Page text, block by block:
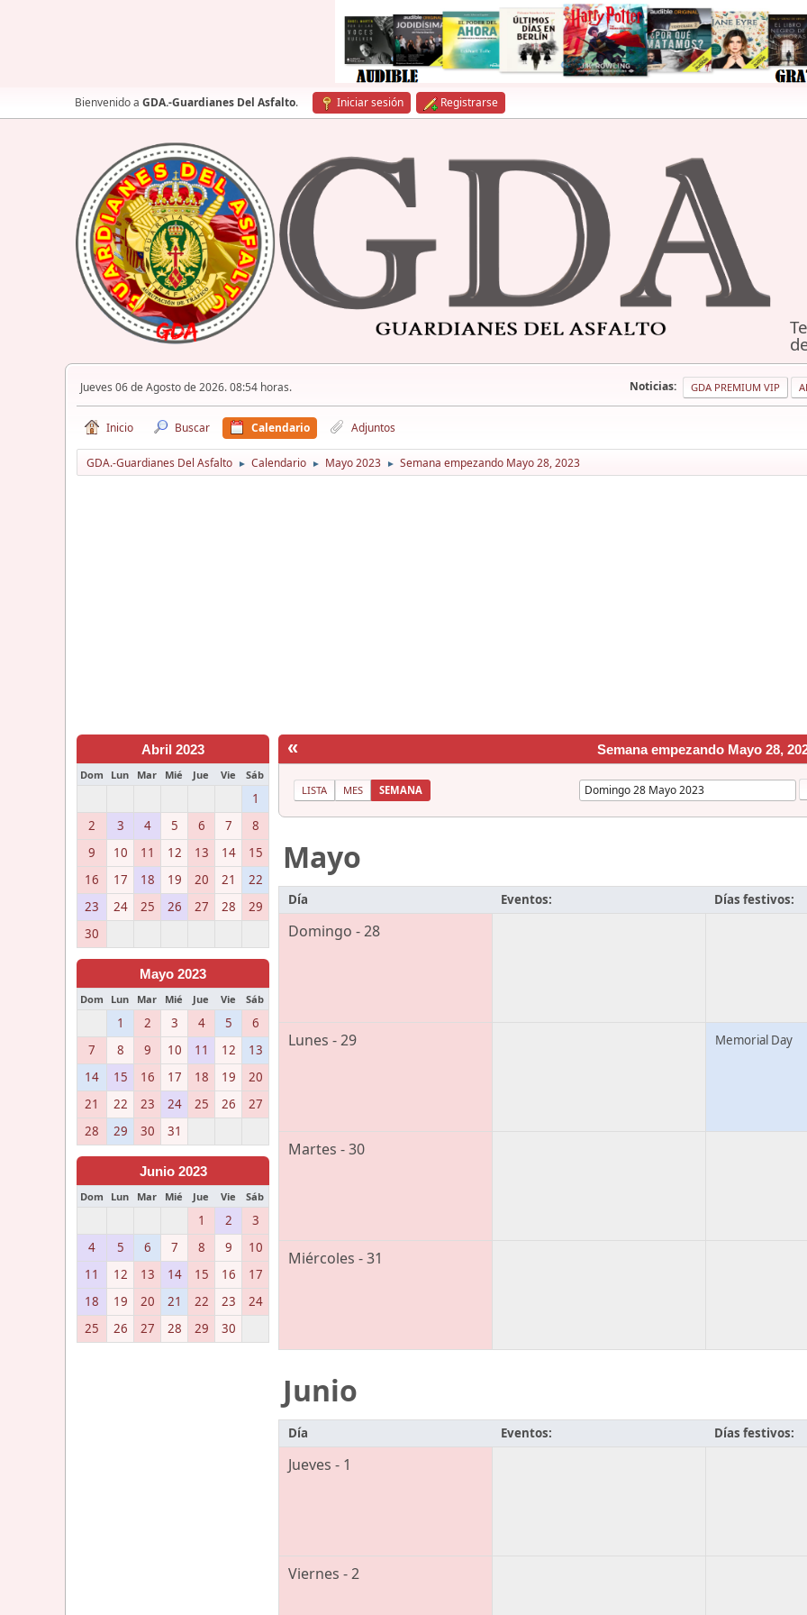
Bienvenido a GDA.-Guardianes Del Asfalto. Iniciar sesión Registrarse
Jueves 06 de Agosto de 2026. 08:54 horas. Noticias: GDA PREMIUM VIP
Inicio Buscar Calendario Adjuntos
GDA.-Guardianes Del Asfalto ► Calendario ► Mayo 2023 ► Semana empezando Mayo 28, 2023
Abril 2023
Dom Lun Mar Mié Jue Vie Sáb
1
2
3 4 5 6 7
8
9
10 11 12 13 14
15
16
17 18 19 20 21
22
23
24 25 26 27 28
29
30
Mayo 2023
Dom Lun Mar Mié Jue Vie Sáb
1 2 3 4 5
6
7
8 9 10 11 12
13
14
15 16 17 18 19
20
21
22 23 24 25 26
27
28
29 30 31
Junio 2023
Dom Lun Mar Mié Jue Vie Sáb
1 2
3
4
5 6 7 8 9
10
11
12 13 14 15 16
17
18
19 20 21 22 23
24
25
26 27 28 29 30
« Semana empezando Mayo 28,
LISTA MES SEMANA
Mayo
Día Eventos: Días festivos:
Domingo - 28
Lunes - 29 Memorial Day
Martes - 30
Miércoles - 31
Junio
Día Eventos: Días festivos:
Jueves - 1
Viernes - 2